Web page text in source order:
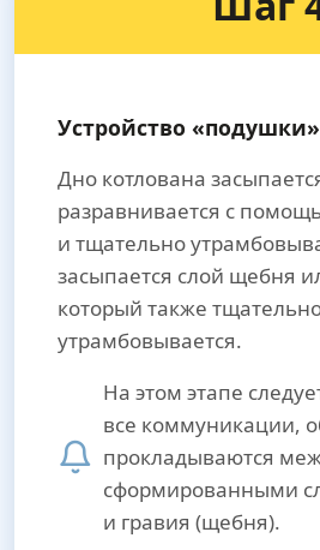
Устройство «подушки»
Дно котлована
разравнивается с
и тщательно
засыпается слой щебня
который также
утрамбовывается.
На этом этапе
все коммуникации,
прокладываются
сформированными
и гравия (щебня).